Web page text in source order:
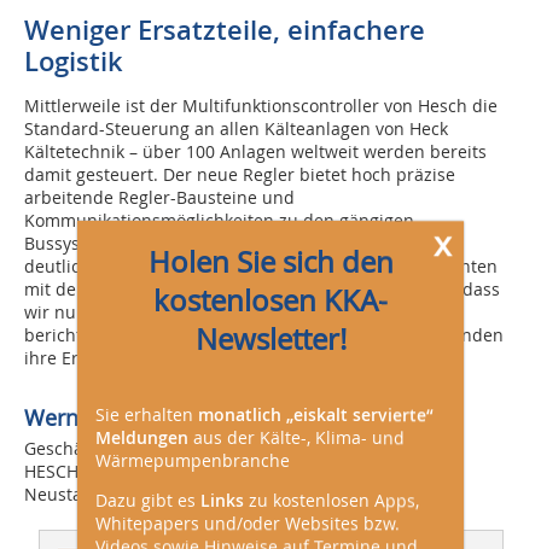
Weniger Ersatzteile, einfachere
Logistik
Mittlerweile ist der Multifunktionscontroller von Hesch die
Standard-Steuerung an allen Kälteanlagen von Heck
Kältetechnik – über 100 Anlagen weltweit werden bereits
damit gesteuert. Der neue Regler bietet hoch präzise
arbeitende Regler-Bausteine und
Kommunikationsmöglichkeiten zu den gängigen
Bussystemen. Anwender profitieren auch von einem
deutlich vereinfachten Bauteil-Management. „Wir konnten
mit dem ‚MFC‘ unsere Teilevielfalt stark reduzieren so dass
wir nur wenige Komponenten bevorraten brauchen“,
berichtet Oliver Heck. „Deshalb bekommen unsere Kunden
ihre Ersatzteile jetzt noch schneller als bisher.“
Werner Brandis,
Geschäftsführung,
HESCH Industrie-Elektronik GmbH,
Neustadt
x
Holen Sie sich den
kostenlosen KKA-
Newsletter!
Sie erhalten monatlich „eiskalt servierte“
Meldungen aus der Kälte-, Klima- und
Wärmepumpenbranche
Dazu gibt es Links zu kostenlosen Apps,
Whitepapers und/oder Websites bzw.